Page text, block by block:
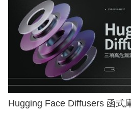
Hugging Face Diffusers 函式